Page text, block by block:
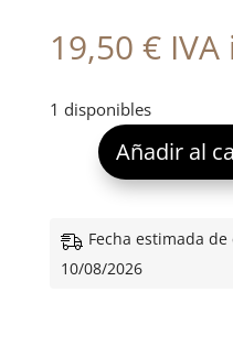
19,50 €
1 disponibles
Añadir al
Fecha estimada
10/08/2026